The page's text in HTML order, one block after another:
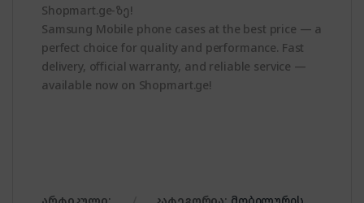
Shopmart.ge-ზე!
Samsung Mobile phone cases at the best price — a
perfect choice for quality and performance. Fast
delivery, official warranty, and reliable service —
available now on Shopmart.ge!